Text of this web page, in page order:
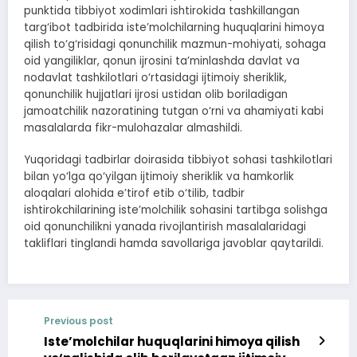
punktida tibbiyot xodimlari ishtirokida tashkillangan
targ‘ibot tadbirida iste’molchilarning huquqlarini himoya
qilish to‘g‘risidagi qonunchilik mazmun-mohiyati, sohaga
oid yangiliklar, qonun ijrosini ta’minlashda davlat va
nodavlat tashkilotlari o‘rtasidagi ijtimoiy sheriklik,
qonunchilik hujjatlari ijrosi ustidan olib boriladigan
jamoatchilik nazoratining tutgan o‘rni va ahamiyati kabi
masalalarda fikr-mulohazalar almashildi.
Yuqoridagi tadbirlar doirasida tibbiyot sohasi tashkilotlari
bilan yo‘lga qo‘yilgan ijtimoiy sheriklik va hamkorlik
aloqalari alohida e’tirof etib o‘tilib, tadbir
ishtirokchilarining iste’molchilik sohasini tartibga solishga
oid qonunchilikni yanada rivojlantirish masalalaridagi
takliflari tinglandi hamda savollariga javoblar qaytarildi.
Previous post
Iste’molchilar huquqlarini himoya qilish